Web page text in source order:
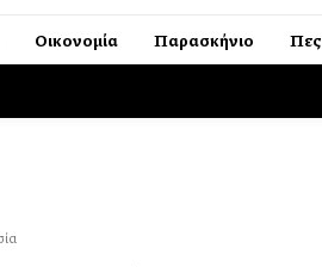
Οικονομία Παρασκήνιο
στηρίζουμε τις επιχειρήσεις